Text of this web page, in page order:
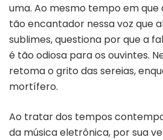
uma. Ao mesmo tempo em que
tão encantador nessa voz que
sublimes, questiona por que a
é tão odiosa para os ouvintes.
retoma o grito das sereias,
mortífero.
Ao tratar dos tempos
da música eletrônica, por sua